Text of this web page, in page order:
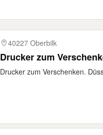
40227 Oberbilk
Drucker zum
Drucker zum Verschenken.